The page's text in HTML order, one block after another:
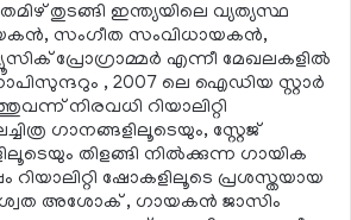
തുടങ്ങി ഇന്ത്യയിലെ വ്യത്യസ്ഥ
സംഗീത സംവിധായകന്‍,
പ്രോഗ്രാമ്മര്‍ എന്നീ മേഖലകളില്‍
, 2007 ലെ ഐഡിയ സ്റ്റാര്‍
നിരവധി റിയാലിറ്റി
ഗാനങ്ങളിലൂടെയും, സ്റ്റേജ്
തിളങ്ങി നില്‍ക്കുന്ന ഗായിക
ഷോകളിലൂടെ പ്രശസ്തയായ
അശോക് , ഗായകന്‍ ജാസിം